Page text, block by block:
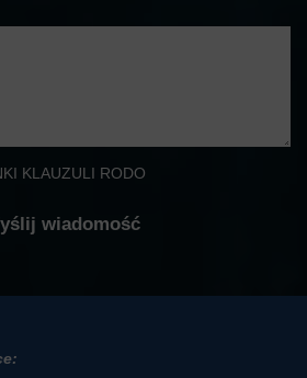
KLAUZULI RODO